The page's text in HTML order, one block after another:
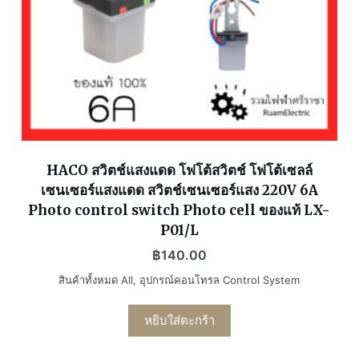
HACO สวิตช์แสงแดด โฟโต้สวิตช์ โฟโต้เซลล์
เซนเซอร์แสงแดด สวิตช์เซนเซอร์แสง 220V 6A
Photo control switch Photo cell ของแท้ LX-
P01/L
฿140.00
สินค้าทั้งหมด All, อุปกรณ์คอนโทรล Control System
หยิบใส่ตะกร้า